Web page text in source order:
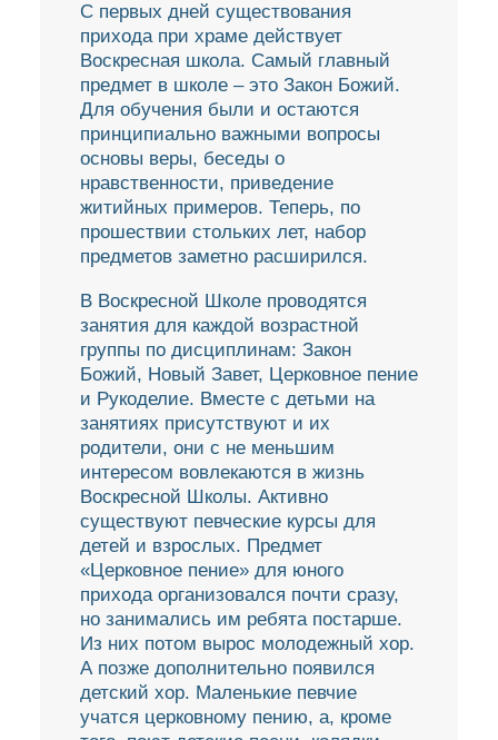
С первых дней существования
прихода при храме действует
Воскресная школа. Самый главный
предмет в школе – это Закон Божий.
Для обучения были и остаются
принципиально важными вопросы
основы веры, беседы о
нравственности, приведение
житийных примеров. Теперь, по
прошествии стольких лет, набор
предметов заметно расширился.
В Воскресной Школе проводятся
занятия для каждой возрастной
группы по дисциплинам: Закон
Божий, Новый Завет, Церковное пение
и Рукоделие. Вместе с детьми на
занятиях присутствуют и их
родители, они с не меньшим
интересом вовлекаются в жизнь
Воскресной Школы. Активно
существуют певческие курсы для
детей и взрослых. Предмет
«Церковное пение» для юного
прихода организовался почти сразу,
но занимались им ребята постарше.
Из них потом вырос молодежный хор.
А позже дополнительно появился
детский хор. Маленькие певчие
учатся церковному пению, а, кроме